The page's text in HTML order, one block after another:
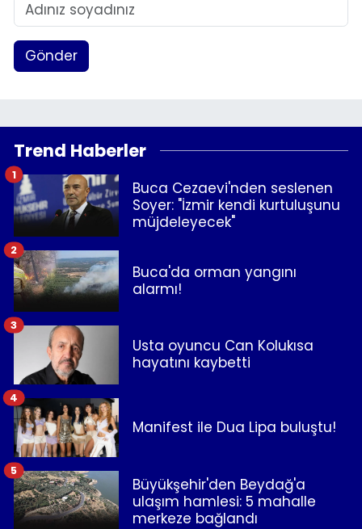
Gönder
Trend Haberler
Buca Cezaevi'nden seslenen
Soyer: "İzmir kendi kurtuluşunu
müjdeleyecek"
1
Buca'da orman yangını
alarmı!
2
Usta oyuncu Can Kolukısa
hayatını kaybetti
3
Manifest ile Dua Lipa buluştu!
4
Büyükşehir'den Beydağ'a
ulaşım hamlesi: 5 mahalle
merkeze bağlandı
5